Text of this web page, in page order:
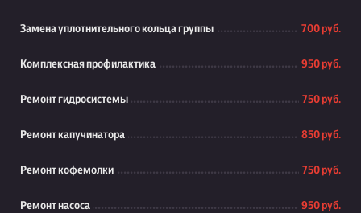
Замена уплотнительного кольца группы 700 руб.
Комплексная профилактика 950 руб.
Ремонт гидросистемы 750 руб.
Ремонт капучинатора 850 руб.
Ремонт кофемолки 750 руб.
Ремонт насоса 950 руб.